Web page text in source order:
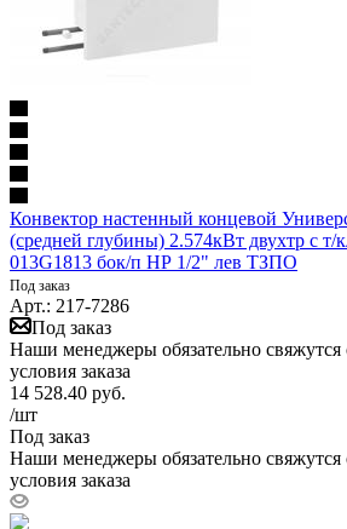
Конвектор настенный концевой
(средней глубины) 2.574кВт двухтр с т/
013G1813 бок/п НР 1/2" лев ТЗПО
Под заказ
Арт.: 217-7286
Под заказ
Наши менеджеры обязательно свяжутся
условия заказа
14 528.40 руб.
/шт
Под заказ
Наши менеджеры обязательно свяжутся
условия заказа